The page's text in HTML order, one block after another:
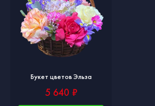
Букет цветов Эльза
5 640 ₽